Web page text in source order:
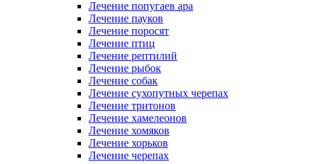
Лечение попугаев ара
Лечение пауков
Лечение поросят
Лечение птиц
Лечение рептилий
Лечение рыбок
Лечение собак
Лечение сухопутных черепах
Лечение тритонов
Лечение хамелеонов
Лечение хомяков
Лечение хорьков
Лечение черепах